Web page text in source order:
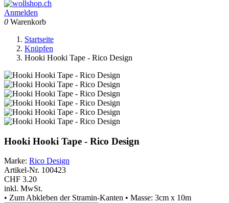
Anmelden
0 Warenkorb
Startseite
Knüpfen
Hooki Hooki Tape - Rico Design
Hooki Hooki Tape - Rico Design
Marke: Rico Design
Artikel-Nr. 100423
CHF 3.20
inkl. MwSt.
• Zum Abkleben der Stramin-Kanten • Masse: 3cm x 10m